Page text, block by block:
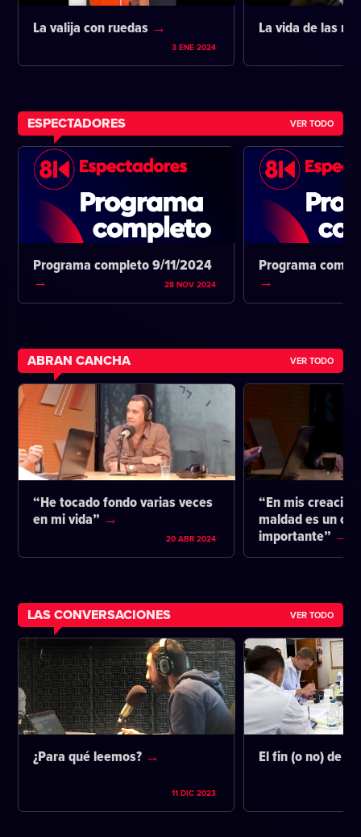
La valija con ruedas
3 ENE 2024
La vida de las
ESPECTADORES VER TODO
Programa completo 9/11/2024
28 NOV 2024
Programa
ABRAN CANCHA VER TODO
“He tocado fondo varias veces
en mi vida”
20 ABR 2024
“En mis
maldad es un
importante”
LAS CONVERSACIONES VER TODO
¿Para qué leemos?
11 DIC 2023
El fin (o no) de